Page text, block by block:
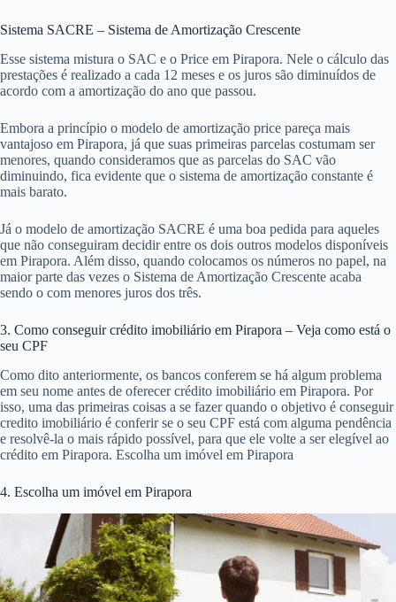
Sistema SACRE – Sistema de Amortização Crescente
Esse sistema mistura o SAC e o Price em Pirapora. Nele o cálculo das
prestações é realizado a cada 12 meses e os juros são diminuídos de
acordo com a amortização do ano que passou.
Embora a princípio o modelo de amortização price pareça mais
vantajoso em Pirapora, já que suas primeiras parcelas costumam ser
menores, quando consideramos que as parcelas do SAC vão
diminuindo, fica evidente que o sistema de amortização constante é
mais barato.
Já o modelo de amortização SACRE é uma boa pedida para aqueles
que não conseguiram decidir entre os dois outros modelos disponíveis
em Pirapora. Além disso, quando colocamos os números no papel, na
maior parte das vezes o Sistema de Amortização Crescente acaba
sendo o com menores juros dos três.
3. Como conseguir crédito imobiliário em Pirapora – Veja como está o
seu CPF
Como dito anteriormente, os bancos conferem se há algum problema
em seu nome antes de oferecer crédito imobiliário em Pirapora. Por
isso, uma das primeiras coisas a se fazer quando o objetivo é conseguir
credito imobiliário é conferir se o seu CPF está com alguma pendência
e resolvê-la o mais rápido possível, para que ele volte a ser elegível ao
crédito em Pirapora. Escolha um imóvel em Pirapora
4. Escolha um imóvel em Pirapora